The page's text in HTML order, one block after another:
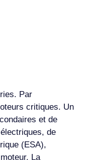
Par
critiques. Un
et de
de
(ESA),
La